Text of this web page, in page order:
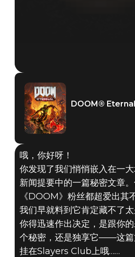
DOOM® Eternal
哦，你好呀！
你发现了我们悄悄嵌入在一
新闻提要中的一篇秘密文章
《DOOM》粉丝都超爱出其
我们早就料到它肯定藏不了太
你得迅速作出决定，是跟你
个秘密，还是独享它——这篇
挂在Slayers Club上哦……